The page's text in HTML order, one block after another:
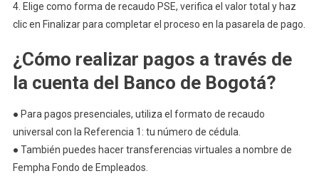
4. Elige como forma de recaudo PSE, verifica el valor total y haz
clic en Finalizar para completar el proceso en la pasarela de pago.
¿Cómo realizar pagos a través de
la cuenta del Banco de Bogotá?
● Para pagos presenciales, utiliza el formato de recaudo
universal con la Referencia 1: tu número de cédula.
● También puedes hacer transferencias virtuales a nombre de
Fempha Fondo de Empleados.